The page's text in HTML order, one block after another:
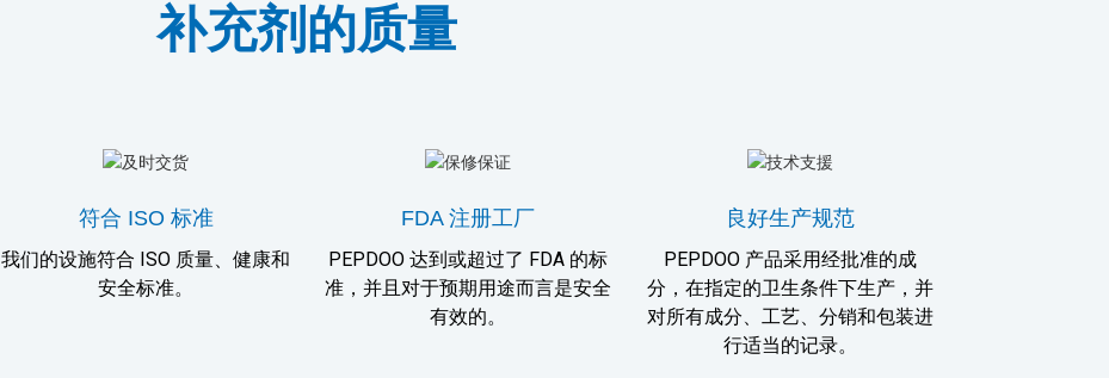
补充剂的质量
符合 ISO 标准
我们的设施符合 ISO 质量、健康和
安全标准。
FDA 注册工厂
PEPDOO 达到或超过了 FDA 的标
准，并且对于预期用途而言是安全
有效的。
良好生产规范
PEPDOO 产品采用经批准的成
分，在指定的卫生条件下生产，并
对所有成分、工艺、分销和包装进
行适当的记录。